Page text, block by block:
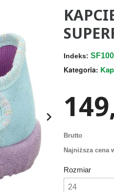

Indeks:
Kategoria:
Brutto
Najniższa cena
Rozmiar